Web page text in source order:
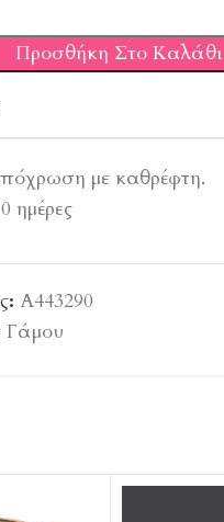
Προσθήκη Στο Καλάθι
με καθρέφτη.
ημέρες
A443290
Γάμου